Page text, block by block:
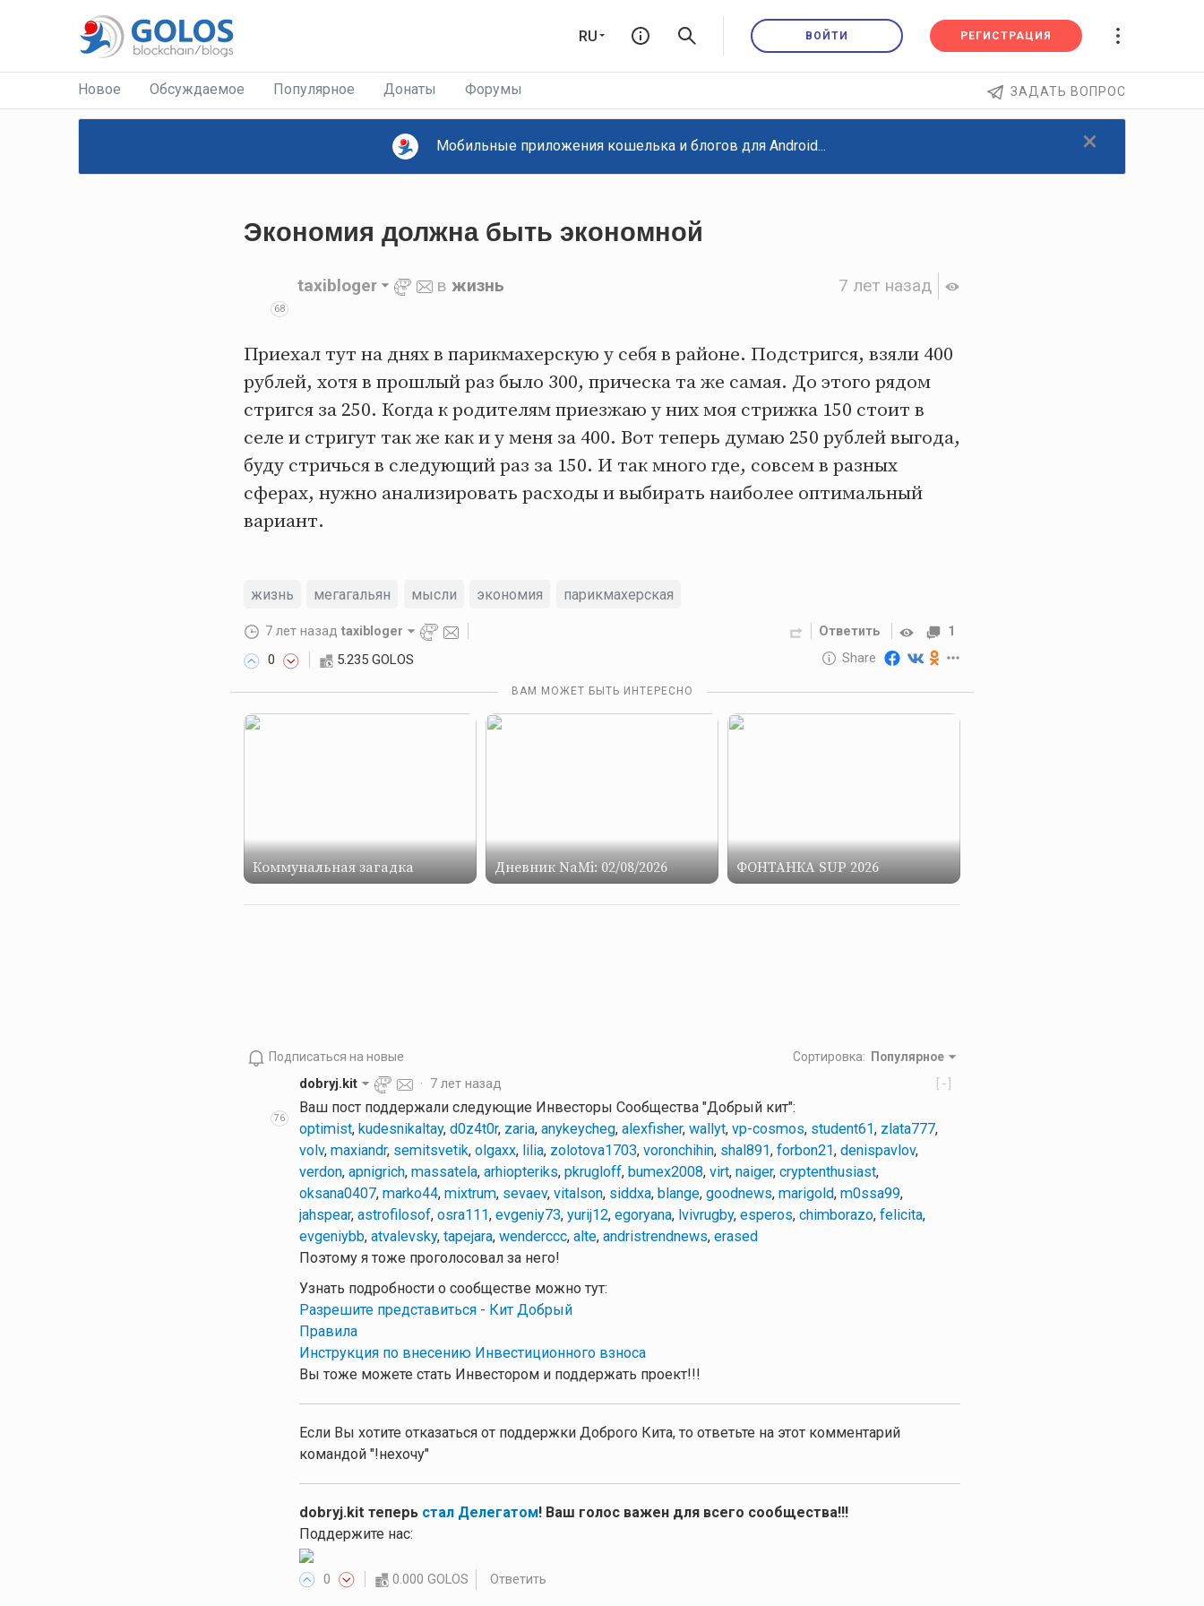
RU ВОЙТИ РЕГИСТРАЦИЯ
ЗАДАТЬ ВОПРОС
Новое Обсуждаемое Популярное Донаты Форумы
×
Мобильные приложения кошелька и блогов для Android...
Экономия должна быть экономной
7 лет назад
68
taxibloger в жизнь
Приехал тут на днях в парикмахерскую у себя в районе. Подстригся, взяли 400
рублей, хотя в прошлый раз было 300, прическа та же самая. До этого рядом
стригся за 250. Когда к родителям приезжаю у них моя стрижка 150 стоит в
селе и стригут так же как и у меня за 400. Вот теперь думаю 250 рублей выгода,
буду стричься в следующий раз за 150. И так много где, совсем в разных
сферах, нужно анализировать расходы и выбирать наиболее оптимальный
вариант.
жизнь мегагальян мысли экономия парикмахерская
7 лет назад taxibloger
0 5.235 GOLOS
Ответить 1
Share
Reward
10 GOLOS
ВАМ МОЖЕТ БЫТЬ ИНТЕРЕСНО
Коммунальная загадка Дневник NaMi: 02/08/2026 ФОНТАНКА SUP 2026
Подписаться на новые Сортировка: Популярное
76
[-]
dobryj.kit · 7 лет назад
Ваш пост поддержали следующие Инвесторы Сообщества "Добрый кит":
optimist, kudesnikaltay, d0z4t0r, zaria, anykeycheg, alexfisher, wallyt, vp-cosmos, student61, zlata777,
volv, maxiandr, semitsvetik, olgaxx, lilia, zolotova1703, voronchihin, shal891, forbon21, denispavlov,
verdon, apnigrich, massatela, arhiopteriks, pkrugloff, bumex2008, virt, naiger, cryptenthusiast,
oksana0407, marko44, mixtrum, sevaev, vitalson, siddxa, blange, goodnews, marigold, m0ssa99,
jahspear, astrofilosof, osra111, evgeniy73, yurij12, egoryana, lvivrugby, esperos, chimborazo, felicita,
evgeniybb, atvalevsky, tapejara, wenderccc, alte, andristrendnews, erased
Поэтому я тоже проголосовал за него!
Узнать подробности о сообществе можно тут:
Разрешите представиться - Кит Добрый
Правила
Инструкция по внесению Инвестиционного взноса
Вы тоже можете стать Инвестором и поддержать проект!!!
Если Вы хотите отказаться от поддержки Доброго Кита, то ответьте на этот комментарий
командой "!нехочу"
dobryj.kit теперь стал Делегатом! Ваш голос важен для всего сообщества!!!
Поддержите нас:
0 0.000 GOLOS Ответить